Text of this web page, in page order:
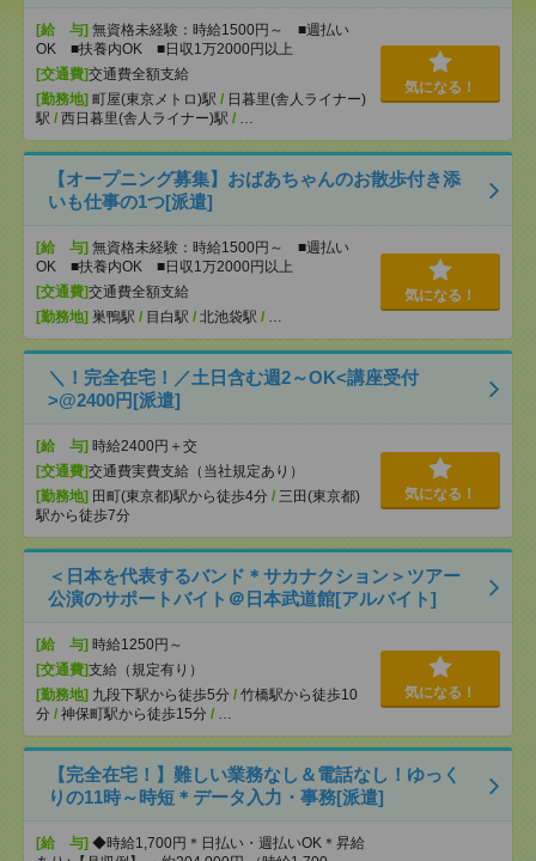
[給 与] 無資格未経験：時給1500円～ ■週払い
OK ■扶養内OK ■日収1万2000円以上
[交通費]交通費全額支給
[勤務地] 町屋(東京メトロ)駅 / 日暮里(舎人ライナー)
駅 / 西日暮里(舎人ライナー)駅 / …
気になる！
【オープニング募集】おばあちゃんのお散歩付き添
いも仕事の1つ[派遣]
[給 与] 無資格未経験：時給1500円～ ■週払い
OK ■扶養内OK ■日収1万2000円以上
[交通費]交通費全額支給
[勤務地] 巣鴨駅 / 目白駅 / 北池袋駅 / …
気になる！
＼！完全在宅！／土日含む週2～OK<講座受付
>@2400円[派遣]
[給 与] 時給2400円＋交
[交通費]交通費実費支給（当社規定あり）
[勤務地] 田町(東京都)駅から徒歩4分 / 三田(東京都)
駅から徒歩7分
気になる！
＜日本を代表するバンド＊サカナクション＞ツアー
公演のサポートバイト＠日本武道館[アルバイト]
[給 与] 時給1250円～
[交通費]支給（規定有り）
[勤務地] 九段下駅から徒歩5分 / 竹橋駅から徒歩10
分 / 神保町駅から徒歩15分 / …
気になる！
【完全在宅！】難しい業務なし＆電話なし！ゆっく
りの11時～時短＊データ入力・事務[派遣]
[給 与] ◆時給1,700円＊日払い・週払いOK＊昇給